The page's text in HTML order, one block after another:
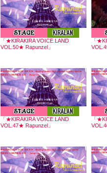
「★KIRAKIRA VOICE LAND
VOL.50★ Rapunzel」
「
「★KIRAKIRA VOICE LAND
VOL.47★ Rapunzel」
「